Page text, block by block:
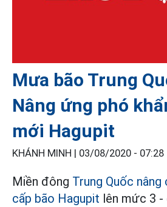
Mưa bão Trung
Nâng ứng phó
mới Hagupit
KHÁNH MINH | 03/08/2020 - 07:28
Miền đông Trung Quốc nâng
cấp bão Hagupit lên mức 3